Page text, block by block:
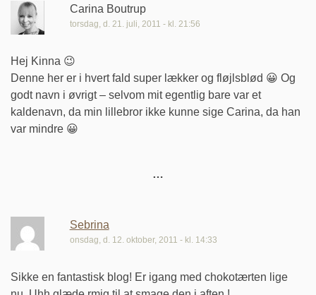
Carina Boutrup
torsdag, d. 21. juli, 2011 - kl. 21:56
Hej Kinna 😉
Denne her er i hvert fald super lækker og fløjlsblød 😀 Og
godt navn i øvrigt – selvom mit egentlig bare var et
kaldenavn, da min lillebror ikke kunne sige Carina, da han
var mindre 😀
Sebrina
onsdag, d. 12. oktober, 2011 - kl. 14:33
Sikke en fantastisk blog! Er igang med chokotærten lige